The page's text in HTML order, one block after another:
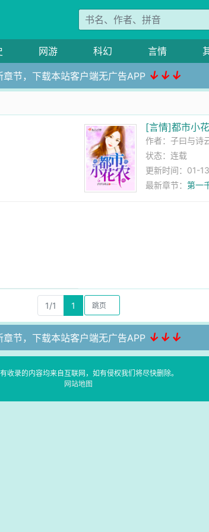
网游 科幻 言情
章节，下载本站客户端无广告APP ↓↓↓
[言情]都市小
作者： 子曰与诗
状态：连载
更新时间：01-
最新章节： 第一
1/1 1
章节，下载本站客户端无广告APP ↓↓↓
收录的内容均来自互联网，如有侵权我们将尽快删除。
网站地图